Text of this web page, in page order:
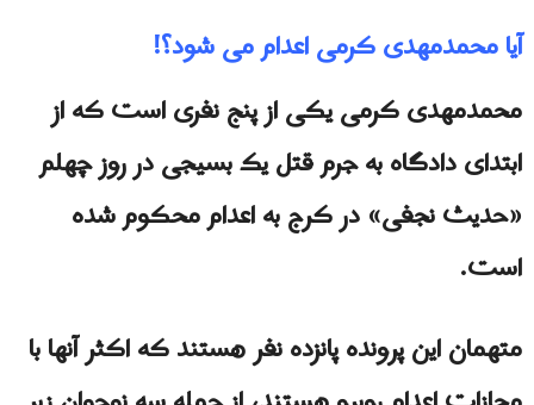
آیا محمدمهدی کرمی اعدام می شود؟!
محمدمهدی کرمى یکی از پنج نفری است که از
ابتدای دادگاه به جرم قتل یک بسیجی در روز چهلم
«حدیث نجفی» در کرج به اعدام محکوم شده
است.
متهمان این پرونده پانزده نفر هستند که اکثر آنها با